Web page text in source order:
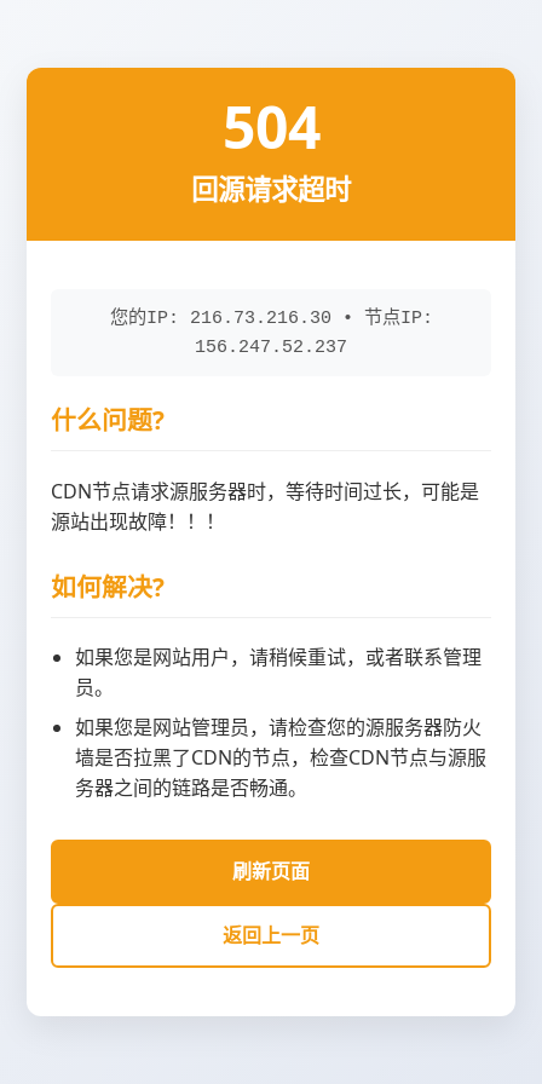
504
回源请求超时
您的IP: 216.73.216.30 • 节点IP:
156.247.52.237
什么问题?
CDN节点请求源服务器时，等待时间过长，可能是
源站出现故障！！！
如何解决?
如果您是网站用户，请稍候重试，或者联系管理
员。
如果您是网站管理员，请检查您的源服务器防火
墙是否拉黑了CDN的节点，检查CDN节点与源服
务器之间的链路是否畅通。
刷新页面
返回上一页